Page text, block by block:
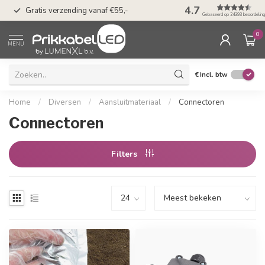
Gratis verzending vanaf €55,- 50 dagen
Klarna
4.7 Gebaseerd op 24393
MENU
0
€Incl. btw
Home / Diversen / Aansluitmateriaal / Connectoren
Connectoren
Filters